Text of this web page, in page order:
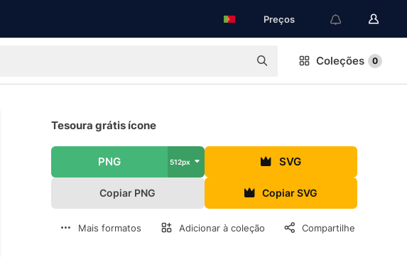
Preços
Coleções 0
Tesoura grátis ícone
PNG 512px SVG
Copiar PNG Copiar SVG
Mais formatos Adicionar à coleção Compartilhe